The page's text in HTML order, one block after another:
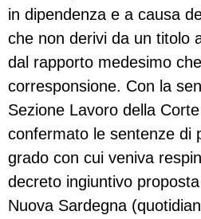
in dipendenza e a causa
che non derivi da un titolo
dal rapporto medesimo
corresponsione. Con la
Sezione Lavoro della
confermato le sentenze di
grado con cui veniva
decreto ingiuntivo
Nuova Sardegna